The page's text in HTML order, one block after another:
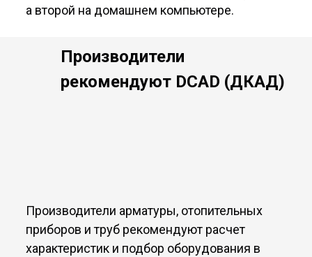
а второй на домашнем компьютере.
Производители
рекомендуют DCAD (ДКАД)
Производители арматуры, отопительных
приборов и труб рекомендуют расчет
характеристик и подбор оборудования в